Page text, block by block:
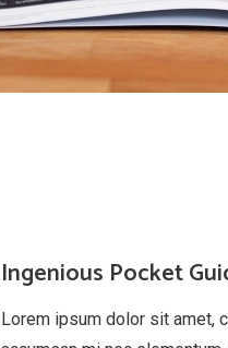
Ingenious Pocket
Lorem ipsum dolor sit amet,